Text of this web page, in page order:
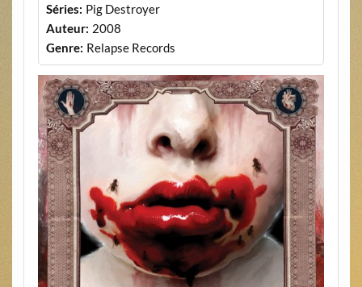
Séries: Pig Destroyer
Auteur: 2008
Genre: Relapse Records